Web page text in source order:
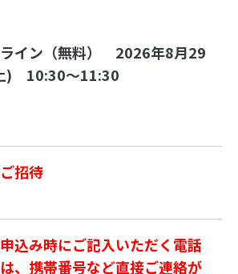
イン（無料） 2026年8月29
) 10:30～11:30
招待
込み時にご記入いただく電話
、携帯番号など直接ご連絡が